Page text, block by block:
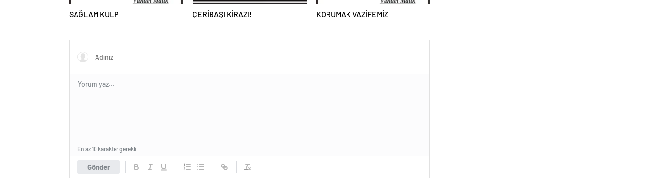
SAĞLAM KULP ÇERİBAŞI KİRAZI! KORUMAK VAZİFEMİZ
Gönder
En az 10 karakter gerekli